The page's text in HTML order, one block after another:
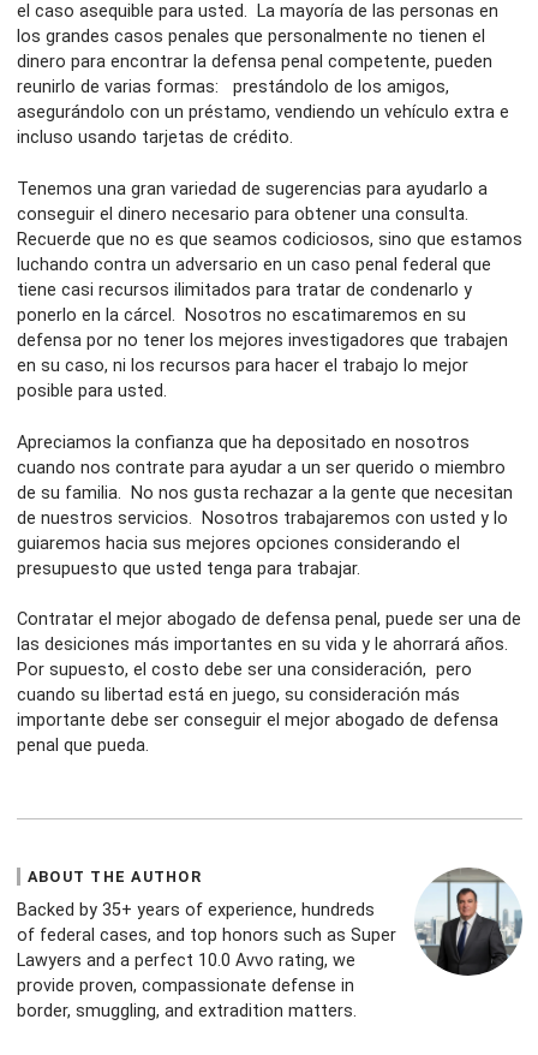
el caso asequible para usted. La mayoría de las personas en
los grandes casos penales que personalmente no tienen el
dinero para encontrar la defensa penal competente, pueden
reunirlo de varias formas: prestándolo de los amigos,
asegurándolo con un préstamo, vendiendo un vehículo extra e
incluso usando tarjetas de crédito.
Tenemos una gran variedad de sugerencias para ayudarlo a
conseguir el dinero necesario para obtener una consulta.
Recuerde que no es que seamos codiciosos, sino que estamos
luchando contra un adversario en un caso penal federal que
tiene casi recursos ilimitados para tratar de condenarlo y
ponerlo en la cárcel. Nosotros no escatimaremos en su
defensa por no tener los mejores investigadores que trabajen
en su caso, ni los recursos para hacer el trabajo lo mejor
posible para usted.
Apreciamos la confianza que ha depositado en nosotros
cuando nos contrate para ayudar a un ser querido o miembro
de su familia. No nos gusta rechazar a la gente que necesitan
de nuestros servicios. Nosotros trabajaremos con usted y lo
guiaremos hacia sus mejores opciones considerando el
presupuesto que usted tenga para trabajar.
Contratar el mejor abogado de defensa penal, puede ser una de
las desiciones más importantes en su vida y le ahorrará años.
Por supuesto, el costo debe ser una consideración, pero
cuando su libertad está en juego, su consideración más
importante debe ser conseguir el mejor abogado de defensa
penal que pueda.
ABOUT THE AUTHOR
Backed by 35+ years of experience, hundreds
of federal cases, and top honors such as Super
Lawyers and a perfect 10.0 Avvo rating, we
provide proven, compassionate defense in
border, smuggling, and extradition matters.